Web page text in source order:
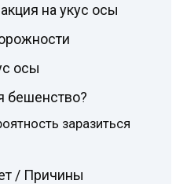
на укус осы
осы
бешенство?
заразиться
/ Причины